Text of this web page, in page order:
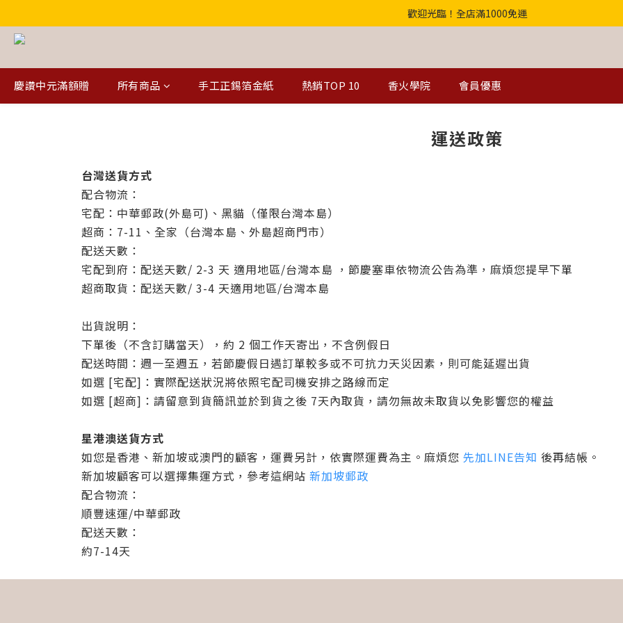
歡迎光臨！全店滿1000免運
歡迎光臨！全店滿1000免運
歡迎光臨！全店滿1000免運
慶讚中元滿額贈 所有商品 手工正錫箔金紙 熱銷TOP 10 香火學院 會員優惠
運送政策
台灣送貨方式
配合物流：
宅配：中華郵政(外島可)、黑貓（僅限台灣本島）
超商：7-11、全家（台灣本島、外島超商門市）
配送天數：
宅配到府：配送天數/ 2-3 天 適用地區/台灣本島 ，節慶塞車依物流公告為準，麻煩您提早下單
超商取貨：配送天數/ 3-4 天適用地區/台灣本島
出貨說明：
下單後（不含訂購當天），約 2 個工作天寄出，不含例假日
配送時間：週一至週五，若節慶假日遇訂單較多或不可抗力天災因素，則可能延遲出貨
如選 [宅配]：實際配送狀況將依照宅配司機安排之路線而定
如選 [超商]：請留意到貨簡訊並於到貨之後 7天內取貨，請勿無故未取貨以免影響您的權益
星港澳送貨方式
如您是香港、新加坡或澳門的顧客，運費另計，依實際運費為主。麻煩您 先加LINE告知 後再結帳。
新加坡顧客可以選擇集運方式，參考這網站 新加坡郵政
配合物流：
順豐速運/中華郵政
配送天數：
約7-14天